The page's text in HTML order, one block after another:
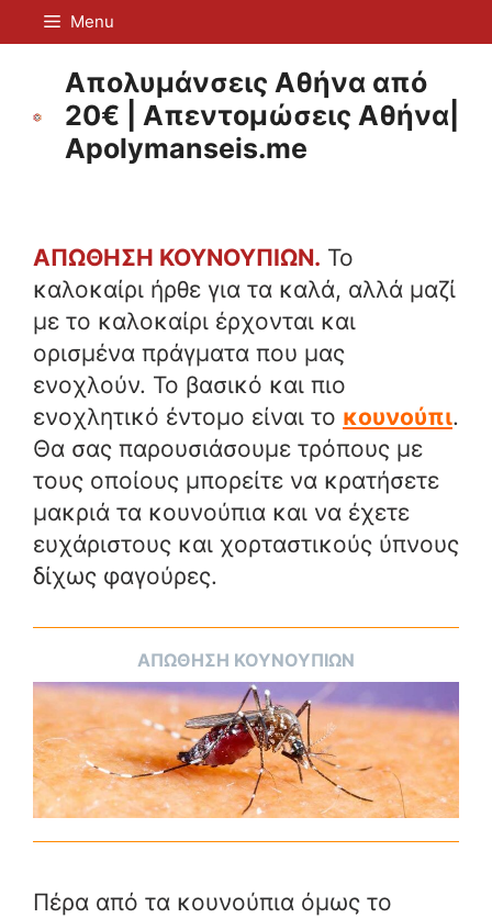
Μετάβαση
σε
περιεχόμενο
Menu
Απολυμάνσεις Αθήνα από
20€ | Απεντομώσεις Αθήνα|
Apolymanseis.me
ΑΠΩΘΗΣΗ ΚΟΥΝΟΥΠΙΩΝ. Το
καλοκαίρι ήρθε για τα καλά, αλλά μαζί
με το καλοκαίρι έρχονται και
ορισμένα πράγματα που μας
ενοχλούν. Το βασικό και πιο
ενοχλητικό έντομο είναι το κουνούπι.
Θα σας παρουσιάσουμε τρόπους με
τους οποίους μπορείτε να κρατήσετε
μακριά τα κουνούπια και να έχετε
ευχάριστους και χορταστικούς ύπνους
δίχως φαγούρες.
ΑΠΩΘΗΣΗ ΚΟΥΝΟΥΠΙΩΝ
Πέρα από τα κουνούπια όμως το